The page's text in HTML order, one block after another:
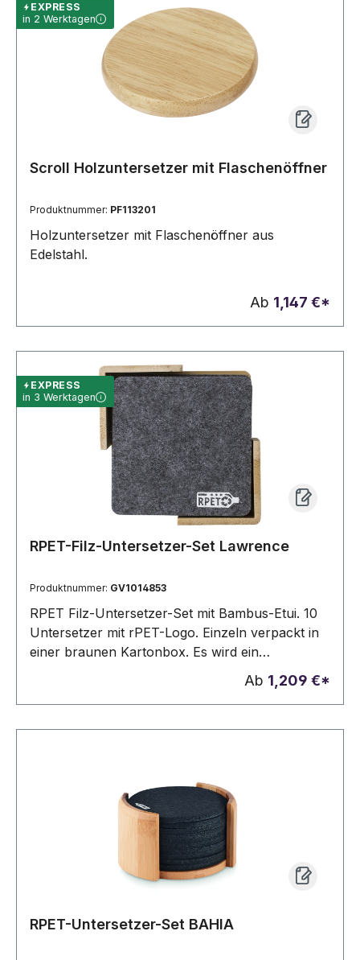
EXPRESS
in 2 Werktagen
Scroll Holzuntersetzer mit Flaschenöffner
Produktnummer: PF113201
Holzuntersetzer mit Flaschenöffner aus
Edelstahl.
Ab 1,147 €*
EXPRESS
in 3 Werktagen
RPET-Filz-Untersetzer-Set Lawrence
Produktnummer: GV1014853
RPET Filz-Untersetzer-Set mit Bambus-Etui. 10
Untersetzer mit rPET-Logo. Einzeln verpackt in
einer braunen Kartonbox. Es wird ein
Filzuntersetzer bedruckt. Bei Wunsch können
auch gerne alle bedruckt werden, dies muss bitte
mitgeteilt werden.
Ab 1,209 €*
RPET-Untersetzer-Set BAHIA